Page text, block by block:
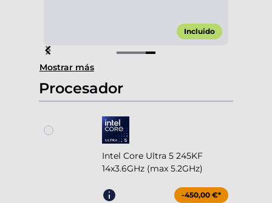
Incluido
Item
4
of
4
Mostrar más
Procesador
Intel Core Ultra 5 245KF
14x3.6GHz (max 5.2GHz)
-450,00 €*